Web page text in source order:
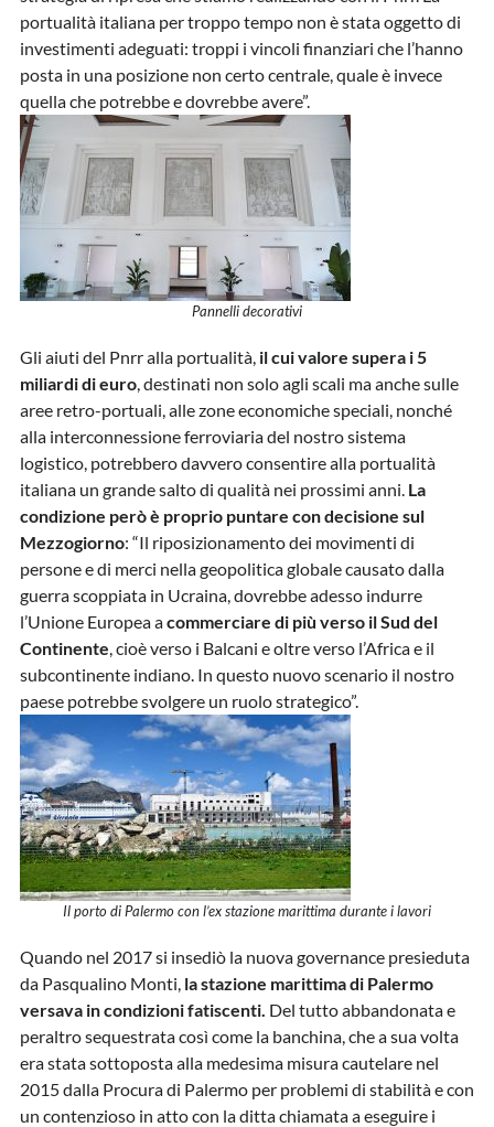
portualità italiana per troppo tempo non è stata oggetto di
investimenti adeguati: troppi i vincoli finanziari che l’hanno
posta in una posizione non certo centrale, quale è invece
quella che potrebbe e dovrebbe avere”.
Pannelli decorativi
Gli aiuti del Pnrr alla portualità,il cui valore supera i 5
miliardi di euro, destinati non solo agli scali ma anche sulle
aree retro-portuali, alle zone economiche speciali, nonché
alla interconnessione ferroviaria del nostro sistema
logistico, potrebbero davvero consentire alla portualità
italiana un grande salto di qualità nei prossimi anni.La
condizione però è proprio puntare con decisione sul
Mezzogiorno: “Il riposizionamento dei movimenti di
persone e di merci nella geopolitica globale causato dalla
guerra scoppiata in Ucraina, dovrebbe adesso indurre
l’Unione Europea acommerciare di più verso il Sud del
Continente, cioè verso i Balcani e oltre verso l’Africa e il
subcontinente indiano. In questo nuovo scenario il nostro
paese potrebbe svolgere un ruolo strategico”.
Il porto di Palermo con l’ex stazione marittima durante i lavori
Quando nel 2017 si insediò la nuova governance presieduta
da Pasqualino Monti, la stazione marittima di Palermo
versava in condizioni fatiscenti. Del tutto abbandonata e
peraltro sequestrata così come la banchina, che a sua volta
era stata sottoposta alla medesima misura cautelare nel
2015 dalla Procura di Palermo per problemi di stabilità e con
un contenzioso in atto con la ditta chiamata a eseguire i